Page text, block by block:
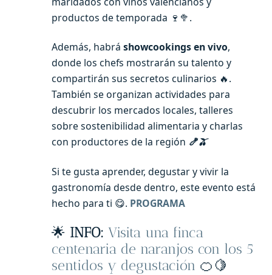
productos de temporada 🍷🥦.
Además, habrá showcookings en vivo,
donde los chefs mostrarán su talento y
compartirán sus secretos culinarios 🔥.
También se organizan actividades para
descubrir los mercados locales, talleres
sobre sostenibilidad alimentaria y charlas
con productores de la región 🍤🫒
Si te gusta aprender, degustar y vivir la
gastronomía desde dentro, este evento está
hecho para ti 😋. PROGRAMA
🌟 INFO: Visita una finca
centenaria de naranjos con los 5
sentidos y degustación 🍊🍋